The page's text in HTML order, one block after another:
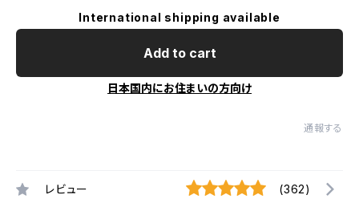
International shipping available
Add to cart
日本国内にお住まいの方向け
通報する
レビュー (362)